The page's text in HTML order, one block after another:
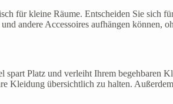
für kleine Räume. Entscheiden Sie sich
andere Accessoires aufhängen können,
Platz und verleiht Ihrem begehbaren
Kleidung übersichtlich zu halten.